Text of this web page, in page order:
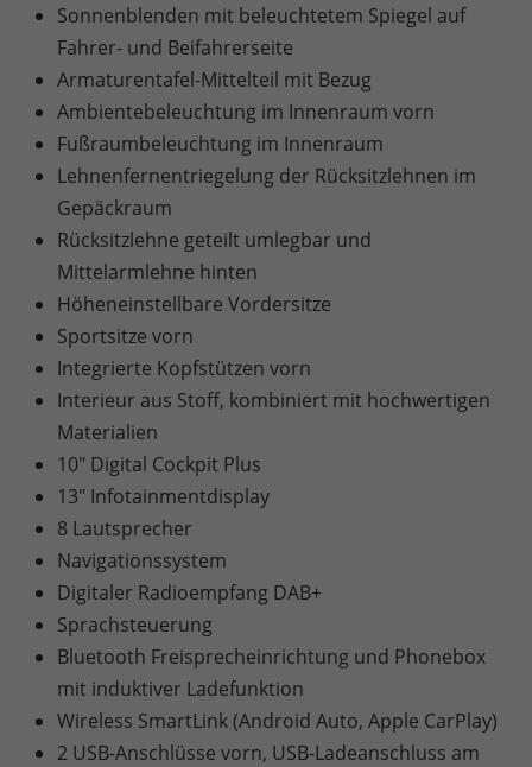
Sonnenblenden mit beleuchtetem Spiegel auf
Fahrer- und Beifahrerseite
Armaturentafel-Mittelteil mit Bezug
Ambientebeleuchtung im Innenraum vorn
Fußraumbeleuchtung im Innenraum
Lehnenfernentriegelung der Rücksitzlehnen im
Gepäckraum
Rücksitzlehne geteilt umlegbar und
Mittelarmlehne hinten
Höheneinstellbare Vordersitze
Sportsitze vorn
Integrierte Kopfstützen vorn
Interieur aus Stoff, kombiniert mit hochwertigen
Materialien
10" Digital Cockpit Plus
13" Infotainmentdisplay
8 Lautsprecher
Navigationssystem
Digitaler Radioempfang DAB+
Sprachsteuerung
Bluetooth Freisprecheinrichtung und Phonebox
mit induktiver Ladefunktion
Wireless SmartLink (Android Auto, Apple CarPlay)
2 USB-Anschlüsse vorn, USB-Ladeanschluss am